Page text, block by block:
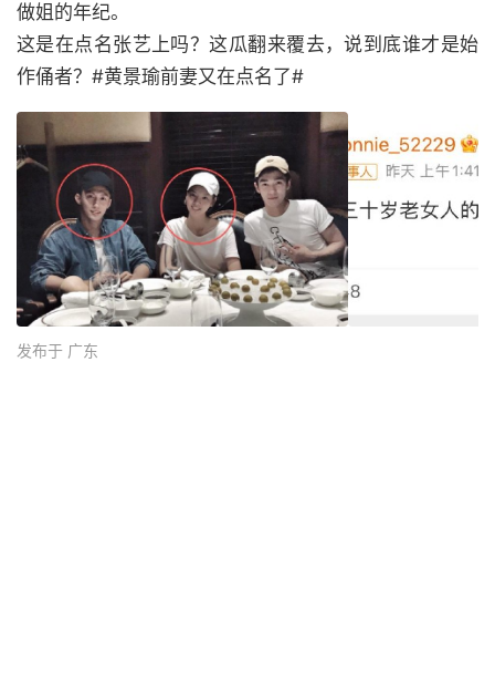
做姐的年纪。
这是在点名张艺上吗？这瓜翻来覆去，说到底谁才是始
作俑者？#黄景瑜前妻又在点名了# ​
发布于 广东